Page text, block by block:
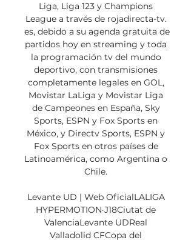
Liga, Liga 123 y Champions
League a través de rojadirecta-tv.
es, debido a su agenda gratuita de
partidos hoy en streaming y toda
la programación tv del mundo
deportivo, con transmisiones
completamente legales en GOL,
Movistar LaLiga y Movistar Liga
de Campeones en España, Sky
Sports, ESPN y Fox Sports en
México, y Directv Sports, ESPN y
Fox Sports en otros países de
Latinoamérica, como Argentina o
Chile.
Levante UD | Web OficialLALIGA
HYPERMOTION·J18Ciutat de
ValenciaLevante UDReal
Valladolid CFCopa del